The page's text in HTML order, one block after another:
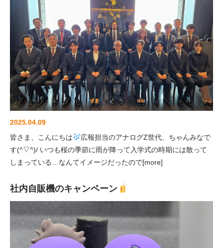
2025.04.09
皆さま、こんにちは
広報担当のアナログZ世代、ちゃんみなで
す(^▽^)/ いつも桜の季節に雨が降って入学式の時期には散って
しまっている…なんてイメージだったので[more]
社内自販機のキャンペーン